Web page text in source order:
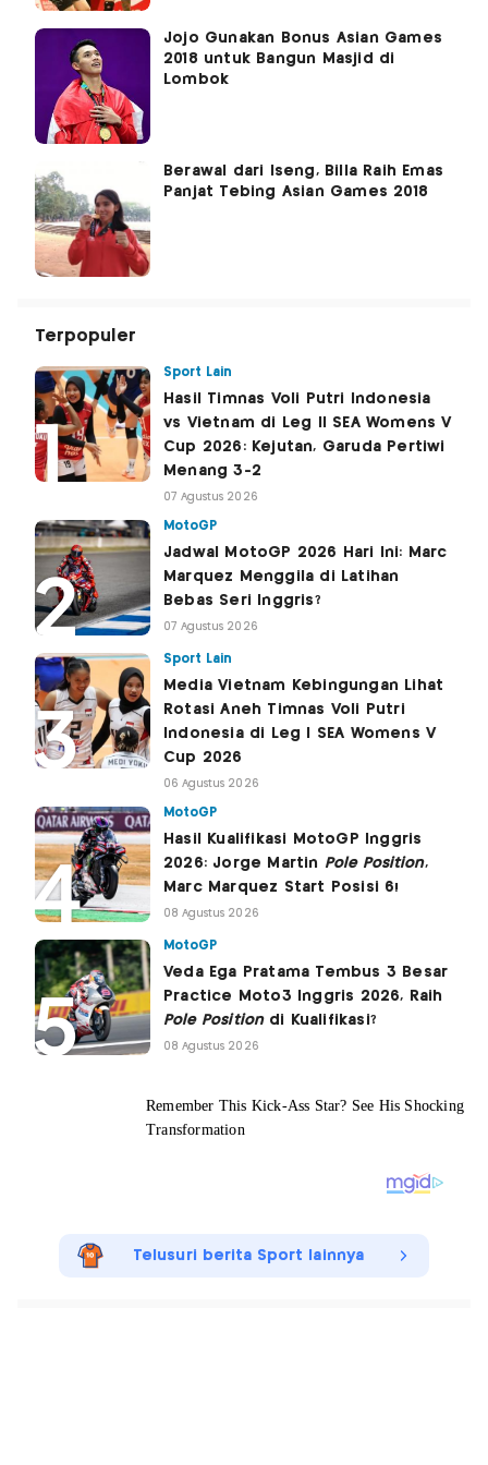
Jojo Gunakan Bonus Asian Games
2018 untuk Bangun Masjid di
Lombok
Berawal dari Iseng, Billa Raih Emas
Panjat Tebing Asian Games 2018
Terpopuler
Sport Lain
Hasil Timnas Voli Putri Indonesia
vs Vietnam di Leg II SEA Womens V
Cup 2026: Kejutan, Garuda Pertiwi
Menang 3-2
07 Agustus 2026
MotoGP
Jadwal MotoGP 2026 Hari Ini: Marc
Marquez Menggila di Latihan
Bebas Seri Inggris?
07 Agustus 2026
Sport Lain
Media Vietnam Kebingungan Lihat
Rotasi Aneh Timnas Voli Putri
Indonesia di Leg I SEA Womens V
Cup 2026
06 Agustus 2026
MotoGP
Hasil Kualifikasi MotoGP Inggris
2026: Jorge Martin Pole Position,
Marc Marquez Start Posisi 6!
08 Agustus 2026
MotoGP
Veda Ega Pratama Tembus 3 Besar
Practice Moto3 Inggris 2026, Raih
Pole Positiondi Kualifikasi?
08 Agustus 2026
Telusuri berita Sport lainnya